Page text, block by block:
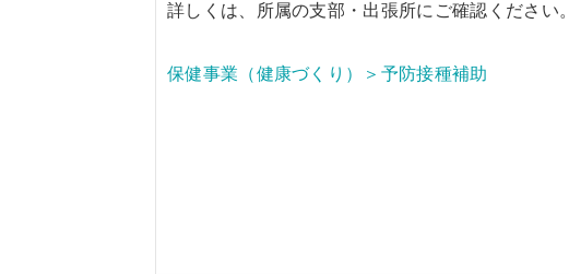
詳しくは、所属の支部・出張所にご確認ください。
保健事業（健康づくり）＞予防接種補助